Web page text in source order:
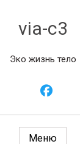
via-c3
Эко жизнь тело
Меню